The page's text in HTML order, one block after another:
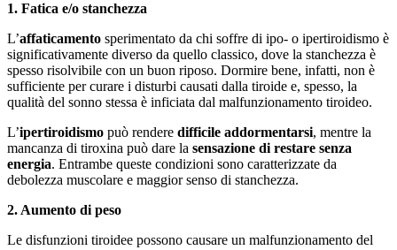
1. Fatica e/o stanchezza
L’affaticamento sperimentato da chi soffre di ipo- o ipertiroidismo è
significativamente diverso da quello classico, dove la stanchezza è
spesso risolvibile con un buon riposo. Dormire bene, infatti, non è
sufficiente per curare i disturbi causati dalla tiroide e, spesso, la
qualità del sonno stessa è inficiata dal malfunzionamento tiroideo.
L’ipertiroidismo può rendere difficile addormentarsi, mentre la
mancanza di tiroxina può dare la sensazione di restare senza
energia. Entrambe queste condizioni sono caratterizzate da
debolezza muscolare e maggior senso di stanchezza.
2. Aumento di peso
Le disfunzioni tiroidee possono causare un malfunzionamento del